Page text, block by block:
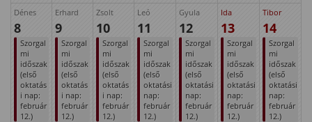
Dénes
8
Szorgal
mi
időszak
(első
oktatás
i nap:
február
12.)
Erhard
9
Szorgal
mi
időszak
(első
oktatás
i nap:
február
12.)
Zsolt
10
Szorgal
mi
időszak
(első
oktatás
i nap:
február
12.)
Leó
11
Szorgal
mi
időszak
(első
oktatási
nap:
február
12.)
Gyula
12
Szorgal
mi
időszak
(első
oktatási
nap:
február
12.)
Ida
13
Szorgal
mi
időszak
(első
oktatási
nap:
február
12.)
Tibor
14
Szorgal
mi
időszak
(első
oktatási
nap:
február
12.)